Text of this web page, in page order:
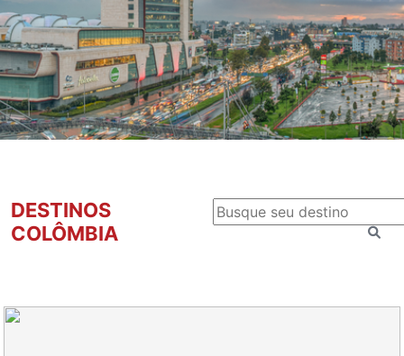
DESTINOS
COLÔMBIA